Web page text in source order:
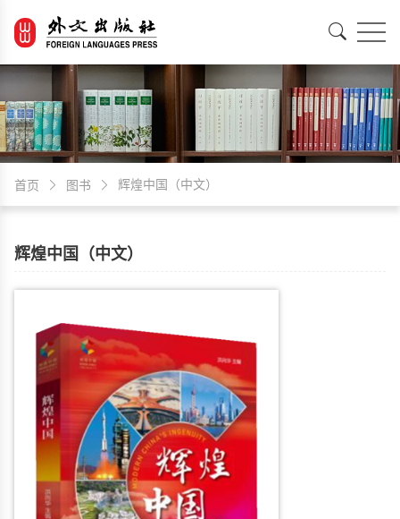
首页 图书 辉煌中国（中文）
辉煌中国（中文）